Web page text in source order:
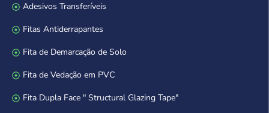
Adesivos Transferíveis
Fitas Antiderrapantes
Fita de Demarcação de Solo
Fita de Vedação em PVC
Fita Dupla Face " Structural Glazing Tape"